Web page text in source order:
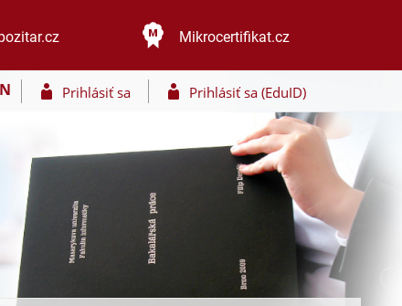
Mikrocertifikat.cz
Prihlásiť sa Prihlásiť sa (EduID)